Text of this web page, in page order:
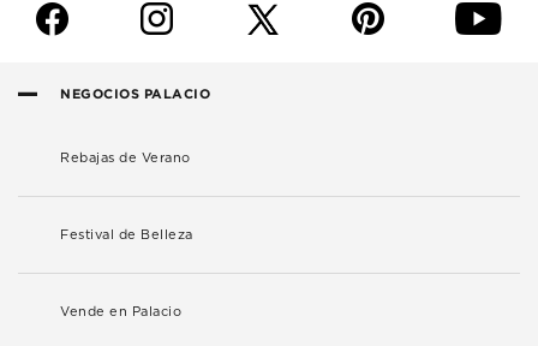
f i p y
NEGOCIOS PALACIO
Rebajas de Verano
Festival de Belleza
Vende en Palacio